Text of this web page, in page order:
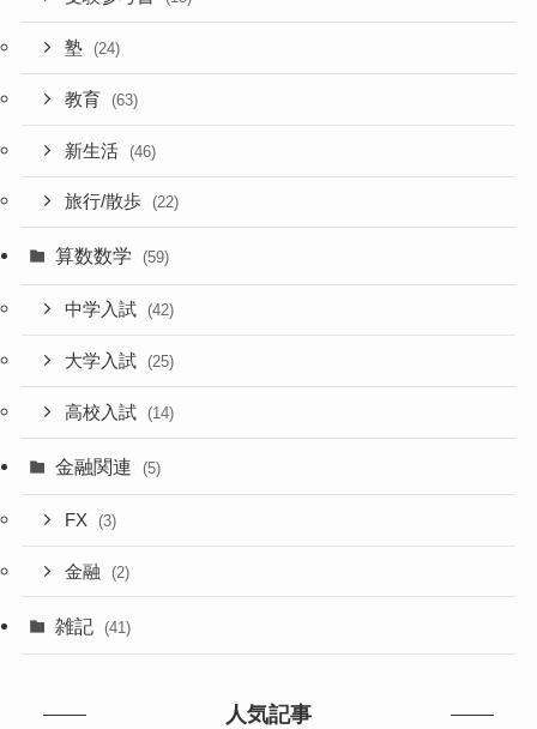
塾 (24)
教育 (63)
新生活 (46)
旅行/散歩 (22)
算数数学 (59)
中学入試 (42)
大学入試 (25)
高校入試 (14)
金融関連 (5)
FX (3)
金融 (2)
雑記 (41)
人気記事